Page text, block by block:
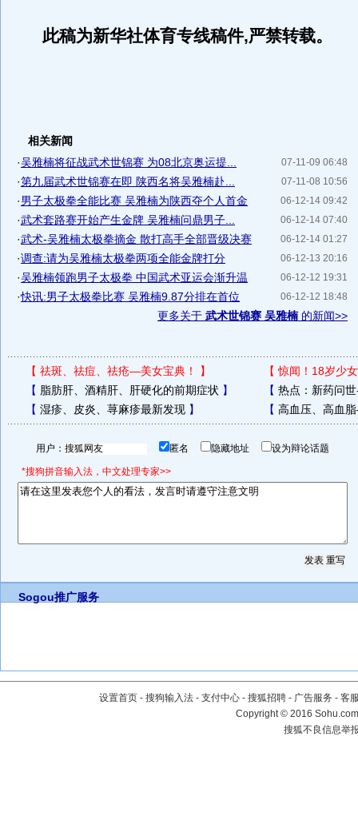
此稿为新华社体育专线稿件,严禁转载。
相关新闻
07-11-09 06:48
·吴雅楠将征战武术世锦赛 为08北京奥运提...
07-11-08 10:56
·第九届武术世锦赛在即 陕西名将吴雅楠赴...
06-12-14 09:42
·男子太极拳全能比赛 吴雅楠为陕西夺个人首金
06-12-14 07:40
·武术套路赛开始产生金牌 吴雅楠问鼎男子...
06-12-14 01:27
·武术-吴雅楠太极拳摘金 散打高手全部晋级决赛
06-12-13 20:16
·调查:请为吴雅楠太极拳两项全能金牌打分
06-12-12 19:31
·吴雅楠领跑男子太极拳 中国武术亚运会渐升温
06-12-12 18:48
·快讯:男子太极拳比赛 吴雅楠9.87分排在首位
更多关于 武术世锦赛 吴雅楠的新闻>>
【 祛斑、祛痘、祛疮—美女宝典！ 】 【惊闻！18岁少
【 脂肪肝、酒精肝、肝硬化的前期症状 】 【 热点：新药问
【 湿疹、皮炎、荨麻疹最新发现】 【 高血压、高血
用户： 匿名 隐藏地址 设为辩论话题
*搜狗拼音输入法，中文处理专家>>
Sogou推广服务
设置首页 - 搜狗输入法 - 支付中心 - 搜狐招聘 - 广告服务 - 客
Copyright©2016
搜狐不良信息举